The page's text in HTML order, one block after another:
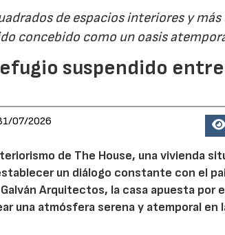
de espacios interiores y
concebido como un oasis
suspendido
07/2026
de The House, una vivienda
un diálogo constante con el
Arquitectos, la casa apuesta por
una atmósfera serena y atemporal